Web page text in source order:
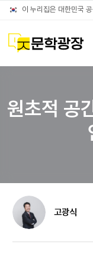
이 누리집은 대한민국
문학광장
원초적 공
고광식